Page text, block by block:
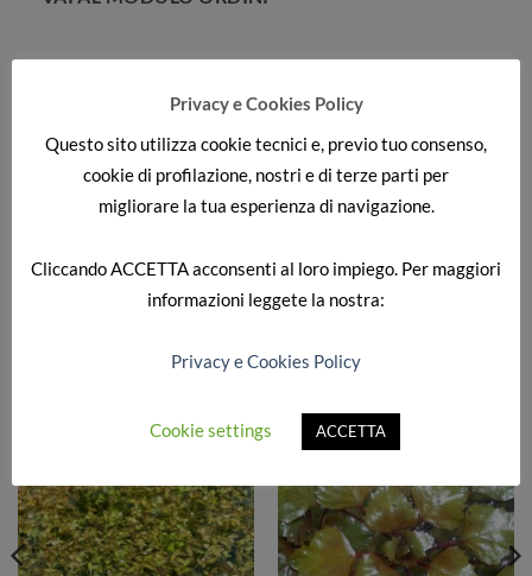
DESCRIZIONE
coltivata emersa, molto decorativa
PRODOTTI CORRELATI
dei
desideri
dei
desideri
Privacy e Cookies Policy
Questo sito utilizza cookie tecnici e, previo tuo consenso,
cookie di profilazione, nostri e di terze parti per
migliorare la tua esperienza di navigazione.
CliccandoACCETTAacconsenti al loro impiego. Per maggiori
informazioni leggete la nostra:
Privacy e Cookies Policy
Cookie settings ACCETTA